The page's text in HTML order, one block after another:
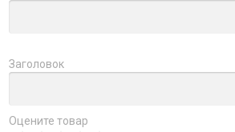
Заголовок
Оцените товар